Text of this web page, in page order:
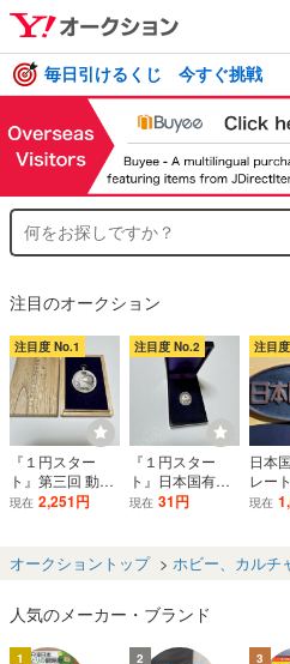
毎日引けるくじ 今すぐ挑戦
注目のオークション
注目度 No.1
『１円スター
ト』第三回 動力
車乗務員無事故
現在 2,251円
注目度 No.2
『１円スター
ト』日本国有鉄
道 功績章 純銀製
現在 31円
注目
日本
レート
現在
オークショントップ ホビー、カルチ
人気のメーカー・ブランド
1 2 3